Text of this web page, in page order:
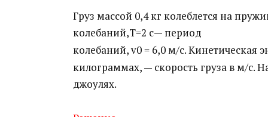
Груз массой 0,4 кг колеблется на
колебаний,T=2 с— период
колебаний, v0 = 6,0 м/с. Кинетическая
килограммах, — скорость груза в м/с.
джоулях.